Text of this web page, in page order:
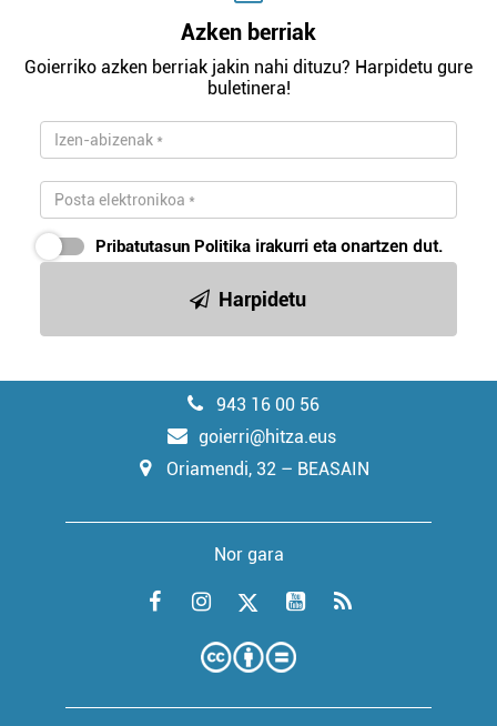
Azken berriak
Goierriko azken berriak jakin nahi dituzu? Harpidetu gure
buletinera!
Pribatutasun Politika irakurri eta onartzen dut.
Harpidetu
943 16 00 56
goierri@hitza.eus
Oriamendi, 32 – BEASAIN
Nor gara